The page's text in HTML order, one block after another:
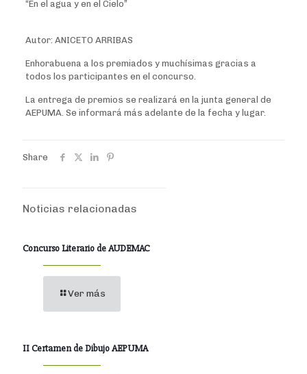
“En el agua y en el Cielo”
Autor: ANICETO ARRIBAS
Enhorabuena a los premiados y muchísimas gracias a
todos los participantes en el concurso.
La entrega de premios se realizará en la junta general de
AEPUMA. Se informará más adelante de la fecha y lugar.
Share
Noticias relacionadas
Concurso Literario de AUDEMAC
Ver más
II Certamen de Dibujo AEPUMA